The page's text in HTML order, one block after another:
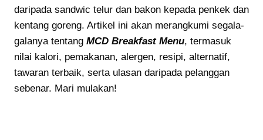
daripada sandwic telur dan bakon kepada penkek dan
kentang goreng. Artikel ini akan merangkumi segala-
galanya tentang MCD Breakfast Menu, termasuk
nilai kalori, pemakanan, alergen, resipi, alternatif,
tawaran terbaik, serta ulasan daripada pelanggan
sebenar. Mari mulakan!